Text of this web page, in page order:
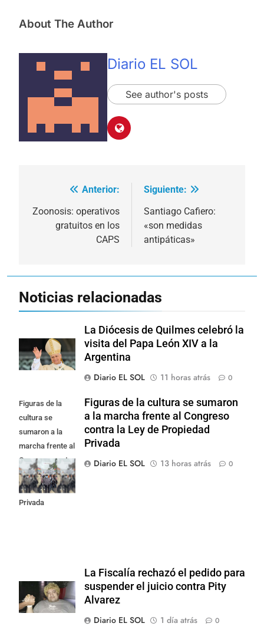
About The Author
Diario EL SOL
See author's posts
Navegación
de
entradas
Anterior:
Zoonosis: operativos
gratuitos en los
CAPS
Siguiente:
Santiago Cafiero:
«son medidas
antipáticas»
Noticias relacionadas
La Diócesis de Quilmes celebró la
visita del Papa León XIV a la
Argentina
Diario EL SOL
11 horas atrás 0
Figuras de la
cultura se
sumaron a la
marcha frente al
Congreso contra
la Ley de
Propiedad
Privada
Figuras de la cultura se sumaron
a la marcha frente al Congreso
contra la Ley de Propiedad
Privada
Diario EL SOL
13 horas atrás 0
La Fiscalía rechazó el pedido para
suspender el juicio contra Pity
Alvarez
Diario EL SOL
1 día atrás 0